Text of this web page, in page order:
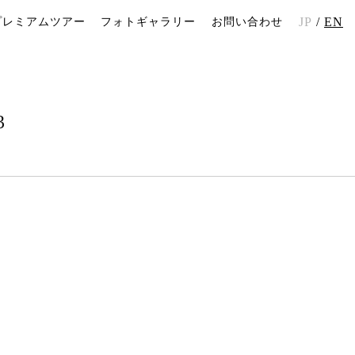
レミアムツアー フォトギャラリー お問い合わせ JP EN